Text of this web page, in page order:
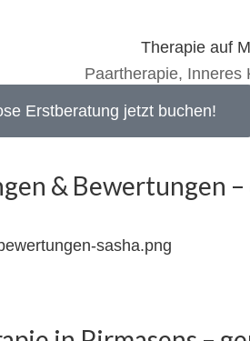
Paartherapie, Inneres
Erstberatung jetzt buchen!
& Bewertungen